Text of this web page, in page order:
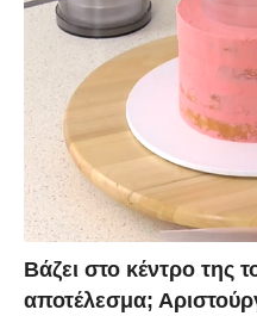
Βάζει στο κέντρο της
αποτέλεσμα;